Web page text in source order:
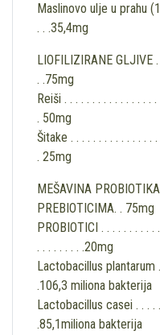
Maslinovo ulje u prahu
. . .35,4mg
LIOFILIZIRANE GLJIVE .
. .75mg
Reiši . . . . . . . . . . . . . . . .
. 50mg
Šitake . . . . . . . . . . . . . . .
. 25mg
MEŠAVINA
PREBIOTICIMA. . 75mg
PROBIOTICI . . . . . . . . . .
. . . . . . . . .20mg
Lactobacillus plantarum .
.106,3 miliona bakterija
Lactobacillus casei . . . .
.85,1miliona bakterija